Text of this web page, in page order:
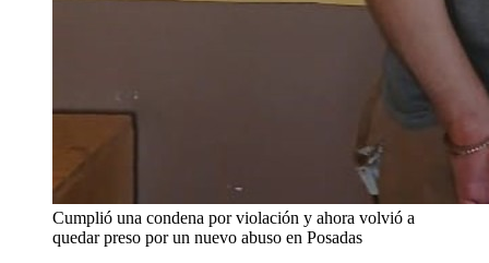
Cumplió una condena por violación y ahora volvió a
quedar preso por un nuevo abuso en Posadas